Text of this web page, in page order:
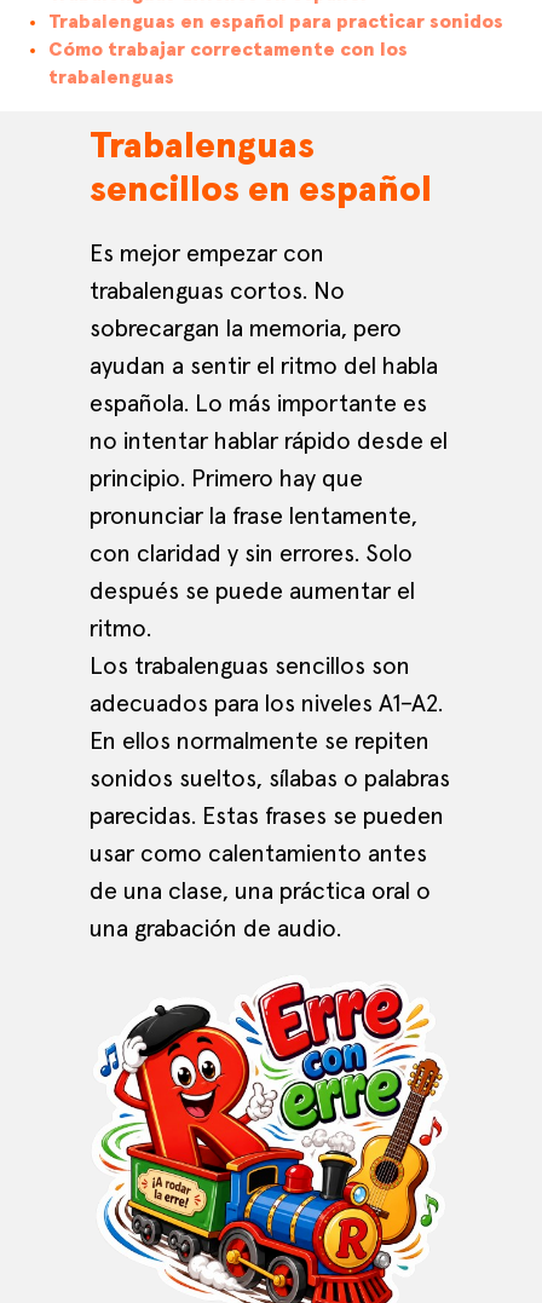
Trabalenguas en español para practicar sonidos
Cómo trabajar correctamente con los
trabalenguas
Trabalenguas
sencillos en español
Es mejor empezar con
trabalenguas cortos. No
sobrecargan la memoria, pero
ayudan a sentir el ritmo del habla
española. Lo más importante es
no intentar hablar rápido desde el
principio. Primero hay que
pronunciar la frase lentamente,
con claridad y sin errores. Solo
después se puede aumentar el
ritmo.
Los trabalenguas sencillos son
adecuados para los niveles A1–A2.
En ellos normalmente se repiten
sonidos sueltos, sílabas o palabras
parecidas. Estas frases se pueden
usar como calentamiento antes
de una clase, una práctica oral o
una grabación de audio.